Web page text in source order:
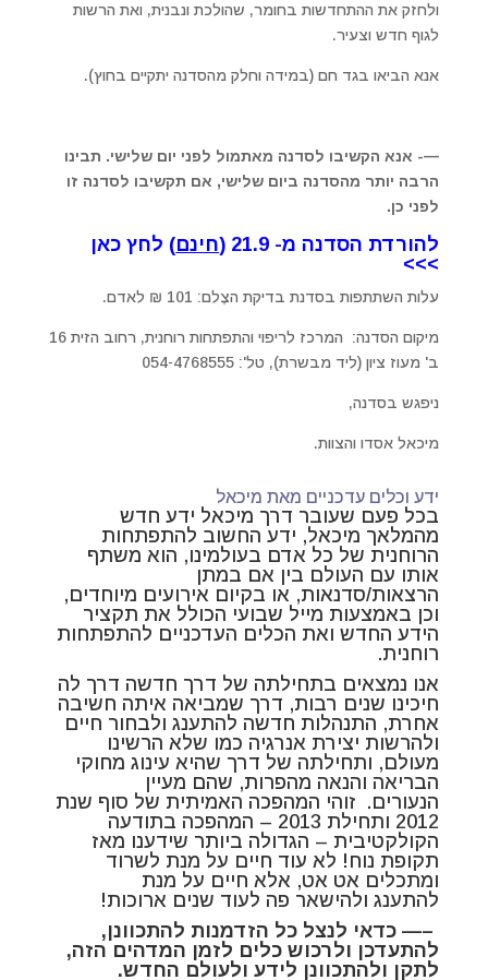
ולחזק את ההתחדשות בחומר, שהולכת ונבנית, ואת הרשות
לגוף חדש וצעיר.
אנא הביאו בגד חם (במידה וחלק מהסדנה יתקיים בחוץ).
—- אנא הקשיבו לסדנה מאתמול לפני יום שלישי. תבינו
הרבה יותר מהסדנה ביום שלישי, אם תקשיבו לסדנה זו
לפני כן.
להורדת הסדנה מ- 21.9 ( חינם) לחץ כאן
>>>
עלות השתתפות בסדנת בדיקת הצֶלם: 101 ₪ לאדם.
מיקום הסדנה: המרכז לריפוי והתפתחות רוחנית, רחוב הזית 16
ב' מעוז ציון (ליד מבשרת), טל': 054-4768555
ניפגש בסדנה,
מיכאל אסדו והצוות.
ידע וכלים עדכניים מאת מיכאל
בכל פעם שעובר דרך מיכאל ידע חדש
מהמלאך מיכאל, ידע החשוב להתפתחות
הרוחנית של כל אדם בעולמינו, הוא משתף
אותו עם העולם בין אם במתן
הרצאות/סדנאות, או בקיום אירועים מיוחדים,
וכן באמצעות מייל שבועי הכולל את תקציר
הידע החדש ואת הכלים העדכניים להתפתחות
רוחנית.
אנו נמצאים בתחילתה של דרך חדשה דרך לה
חיכינו שנים רבות, דרך שמביאה איתה חשיבה
אחרת, התנהלות חדשה להתענג ולבחור חיים
ולהרשות יצירת אנרגיה כמו שלא הרשינו
מעולם, ותחילתה של דרך שהיא עינוג מחוקי
הבריאה והנאה מהפרות, שהם מעיין
הנעורים. זוהי המהפכה האמיתית של סוף שנת
2012 ותחילת 2013 – המהפכה בתודעה
הקולקטיבית – הגדולה ביותר שידענו מאז
תקופת נוח! לא עוד חיים על מנת לשרוד
ומתכלים אט אט, אלא חיים על מנת
להתענג ולהישאר פה לעוד שנים ארוכות!
–— כדאי לנצל כל הזדמנות להתכוונן,
להתעדכן ולרכוש כלים לזמן המדהים הזה,
לתקן ולהתכוונן לידע ולעולם החדש.